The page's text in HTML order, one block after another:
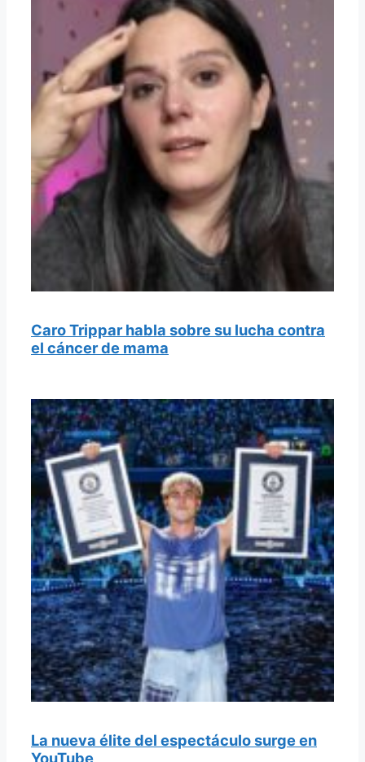
Caro Trippar habla sobre su lucha contra
el cáncer de mama
La nueva élite del espectáculo surge en
YouTube